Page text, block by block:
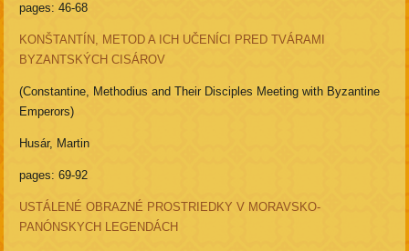
pages: 46-68
KONŠTANTÍN, METOD A ICH UČENÍCI PRED TVÁRAMI
BYZANTSKÝCH CISÁROV
(Constantine, Methodius and Their Disciples Meeting with Byzantine
Emperors)
Husár, Martin
pages: 69-92
USTÁLENÉ OBRAZNÉ PROSTRIEDKY V MORAVSKO-
PANÓNSKYCH LEGENDÁCH